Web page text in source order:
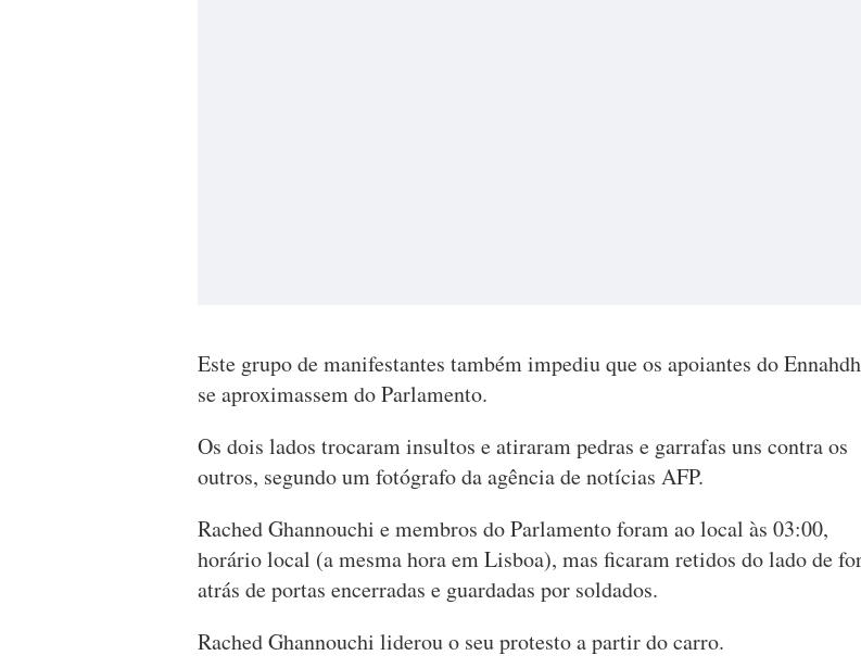
Este grupo de manifestantes também impediu que os apoiantes do
se aproximassem do Parlamento.
Os dois lados trocaram insultos e atiraram pedras e garrafas uns contra os
outros, segundo um fotógrafo da agência de notícias AFP.
Rached Ghannouchi e membros do Parlamento foram ao local às 03:00,
horário local (a mesma hora em Lisboa), mas ficaram retidos do lado de
atrás de portas encerradas e guardadas por soldados.
Rached Ghannouchi liderou o seu protesto a partir do carro.